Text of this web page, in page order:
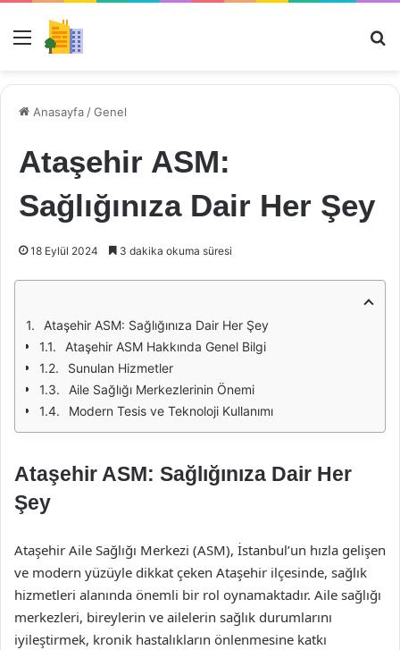
Menü
Anasayfa /Genel
Ataşehir ASM:
Sağlığınıza Dair Her Şey
18 Eylül 2024 3 dakika okuma süresi
Ataşehir ASM: Sağlığınıza Dair Her Şey
Ataşehir ASM Hakkında Genel Bilgi
Sunulan Hizmetler
Aile Sağlığı Merkezlerinin Önemi
Modern Tesis ve Teknoloji Kullanımı
Ataşehir ASM: Sağlığınıza Dair Her
Şey
Ataşehir Aile Sağlığı Merkezi (ASM), İstanbul’un hızla gelişen
ve modern yüzüyle dikkat çeken Ataşehir ilçesinde, sağlık
hizmetleri alanında önemli bir rol oynamaktadır. Aile sağlığı
merkezleri, bireylerin ve ailelerin sağlık durumlarını
iyileştirmek, kronik hastalıkların önlenmesine katkı